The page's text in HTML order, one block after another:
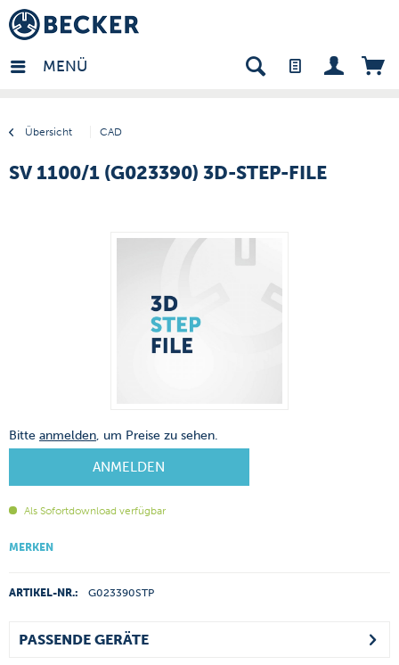
MENÜ
Übersicht CAD
- DE
SV 1100/1 (G023390) 3D-STEP-FILE
Bitte anmelden, um Preise zu sehen.
ANMELDEN
Als Sofortdownload verfügbar
MERKEN
ARTIKEL-NR.: G023390STP
PASSENDE GERÄTE